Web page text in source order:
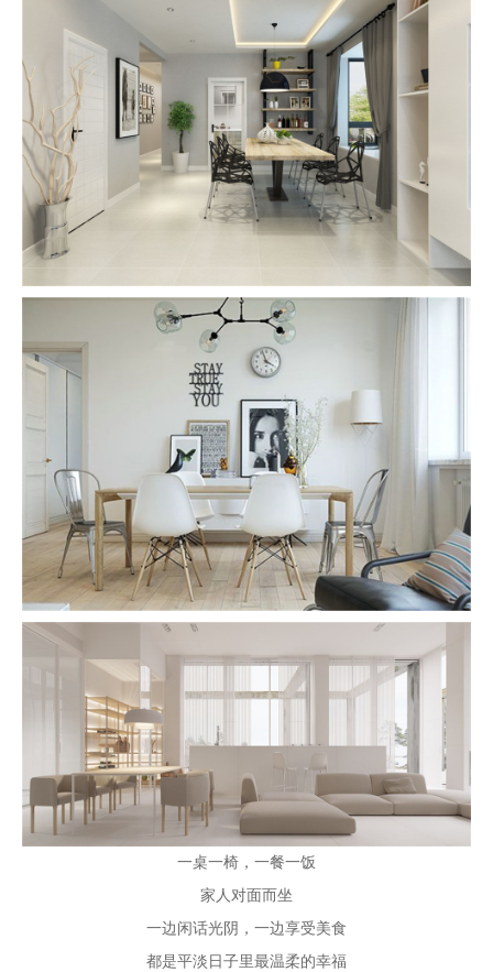
一桌一椅，一餐一饭
家人对面而坐
一边闲话光阴，一边享受美食
都是平淡日子里最温柔的幸福